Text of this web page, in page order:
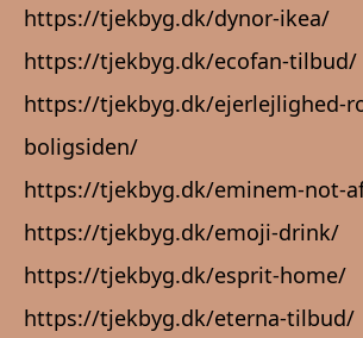
https://tjekbyg.dk/dynor-ikea/
https://tjekbyg.dk/ecofan-tilbud/
https://tjekbyg.dk/ejerlejlighed-
boligsiden/
https://tjekbyg.dk/eminem-not-
https://tjekbyg.dk/emoji-drink/
https://tjekbyg.dk/esprit-home/
https://tjekbyg.dk/eterna-tilbud/